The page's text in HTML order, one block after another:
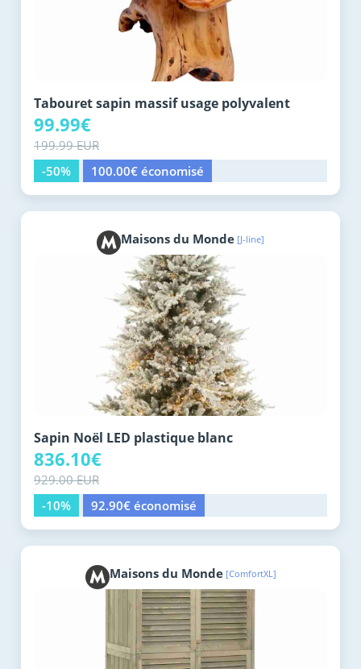
Tabouret sapin massif usage polyvalent
99.99€
199.99 EUR
-50%
100.00€ économisé
Maisons du Monde [J-line]
Sapin Noël LED plastique blanc
836.10€
929.00 EUR
-10%
92.90€ économisé
Maisons du Monde [ComfortXL]